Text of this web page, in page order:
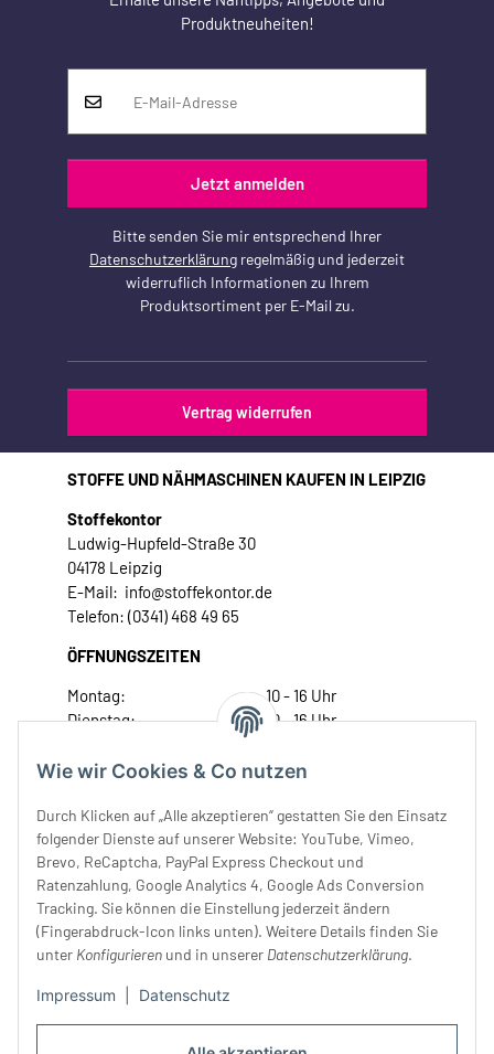
Wie wir Cookies & Co nutzen
Durch Klicken auf „Alle akzeptieren“ gestatten Sie den Einsatz
folgender Dienste auf unserer Website: YouTube, Vimeo,
Brevo, ReCaptcha, PayPal Express Checkout und
Ratenzahlung, Google Analytics 4, Google Ads Conversion
Tracking. Sie können die Einstellung jederzeit ändern
(Fingerabdruck-Icon links unten). Weitere Details finden Sie
unter Konfigurieren und in unserer Datenschutzerklärung.
Impressum Datenschutz
Produktneuheiten!
Jetzt anmelden
Bitte senden Sie mir entsprechend Ihrer
Datenschutzerklärung regelmäßig und jederzeit
widerruflich Informationen zu Ihrem
Produktsortiment per E-Mail zu.
Vertrag widerrufen
STOFFE UND NÄHMASCHINEN KAUFEN IN LEIPZIG
Stoffekontor
Ludwig-Hupfeld-Straße 30
04178 Leipzig
E-Mail: info@stoffekontor.de
Telefon: (0341) 468 49 65
ÖFFNUNGSZEITEN
Montag:
10 - 16 Uhr
Dienstag:
10 - 16 Uhr
Donnerstag:
10 - 18 Uhr
Samstag:
10 - 14 Uhr
Unser Service
Rechtliches